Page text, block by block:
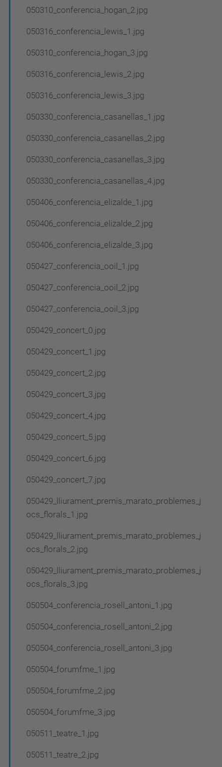
050310_conferencia_hogan_2.jpg
050316_conferencia_lewis_1.jpg
050310_conferencia_hogan_3.jpg
050316_conferencia_lewis_2.jpg
050316_conferencia_lewis_3.jpg
050330_conferencia_casanellas_1.jpg
050330_conferencia_casanellas_2.jpg
050330_conferencia_casanellas_3.jpg
050330_conferencia_casanellas_4.jpg
050406_conferencia_elizalde_1.jpg
050406_conferencia_elizalde_2.jpg
050406_conferencia_elizalde_3.jpg
050427_conferencia_ooil_1.jpg
050427_conferencia_ooil_2.jpg
050427_conferencia_ooil_3.jpg
050429_concert_0.jpg
050429_concert_1.jpg
050429_concert_2.jpg
050429_concert_3.jpg
050429_concert_4.jpg
050429_concert_5.jpg
050429_concert_6.jpg
050429_concert_7.jpg
050429_lliurament_premis_marato_problemes_j
ocs_florals_1.jpg
050429_lliurament_premis_marato_problemes_j
ocs_florals_2.jpg
050429_lliurament_premis_marato_problemes_j
ocs_florals_3.jpg
050504_conferencia_rosell_antoni_1.jpg
050504_conferencia_rosell_antoni_2.jpg
050504_conferencia_rosell_antoni_3.jpg
050504_forumfme_1.jpg
050504_forumfme_2.jpg
050504_forumfme_3.jpg
050511_teatre_1.jpg
050511_teatre_2.jpg